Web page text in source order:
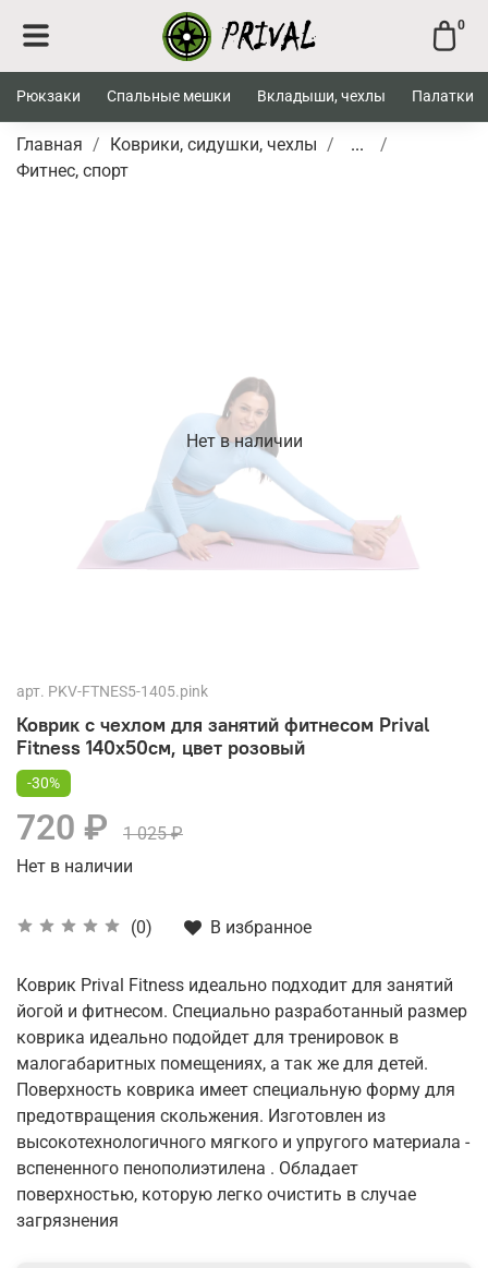
0
Рюкзаки Спальные мешки Вкладыши, чехлы Палатки
Главная Коврики, сидушки, чехлы
...
Фитнес, спорт
Нет в наличии
арт. PKV-FTNES5-1405.pink
Коврик с чехлом для занятий фитнесом Prival
Fitness 140х50см, цвет розовый
(0) В избранное
-30%
720 ₽
1 025 ₽
Нет в наличии
Коврик Prival Fitness идеально подходит для занятий
йогой и фитнесом. Специально разработанный размер
коврика идеально подойдет для тренировок в
малогабаритных помещениях, а так же для детей.
Поверхность коврика имеет специальную форму для
предотвращения скольжения. Изготовлен из
высокотехнологичного мягкого и упругого материала -
вспененного пенополиэтилена . Обладает
поверхностью, которую легко очистить в случае
загрязнения